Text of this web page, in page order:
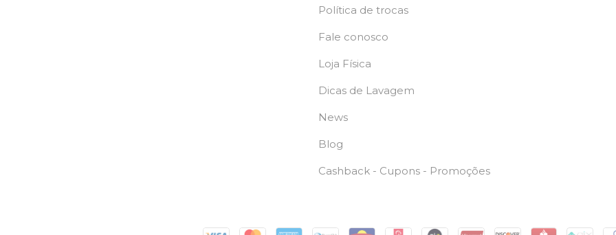
Política de trocas
Fale conosco
Loja Física
Dicas de Lavagem
News
Blog
Cashback - Cupons - Promoções